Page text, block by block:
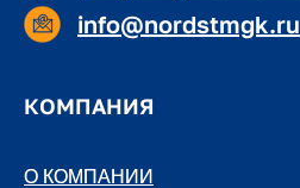
info@nordstmgk.ru
О КОМПАНИИ
О КОМПАНИИ
КОМПАНИЯ